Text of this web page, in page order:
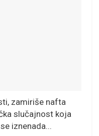
zamiriše nafta
slučajnost koja
iznenada...